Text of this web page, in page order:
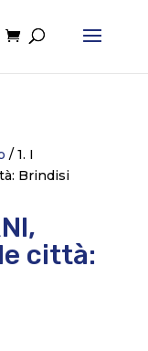
/ 1. I
Brindisi
città: